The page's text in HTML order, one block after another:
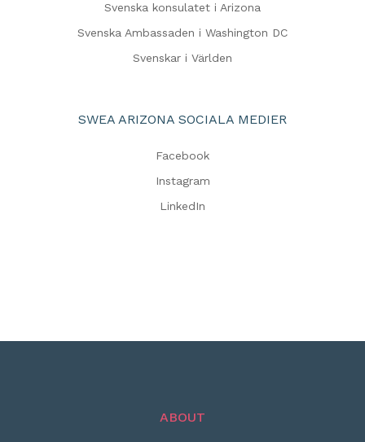
Svenska konsulatet i Arizona
Svenska Ambassaden i Washington DC
Svenskar i Världen
SWEA ARIZONA SOCIALA MEDIER
Facebook
Instagram
LinkedIn
ABOUT